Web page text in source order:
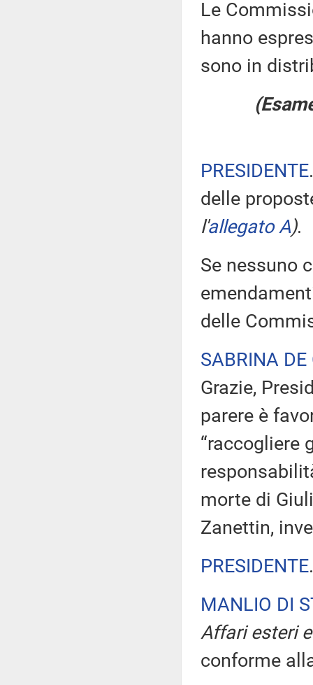
Le
hanno
sono in
PRESIDENTE
delle
l'allegato A).
Se nessuno
delle
SABRINA DE
Grazie,
parere è
“raccogliere
morte di
Zanettin,
PRESIDENTE
MANLIO DI
Affari esteri
conforme